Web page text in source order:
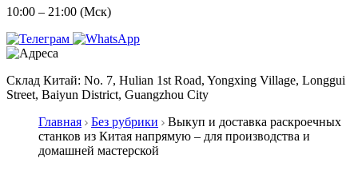
10:00 – 21:00 (Мск)
Склад Китай: No. 7, Hulian 1st Road, Yongxing Village, Longgui
Street, Baiyun District, Guangzhou City
Главная
Без рубрики
Выкуп и доставка раскроечных
станков из Китая напрямую – для производства и
домашней мастерской